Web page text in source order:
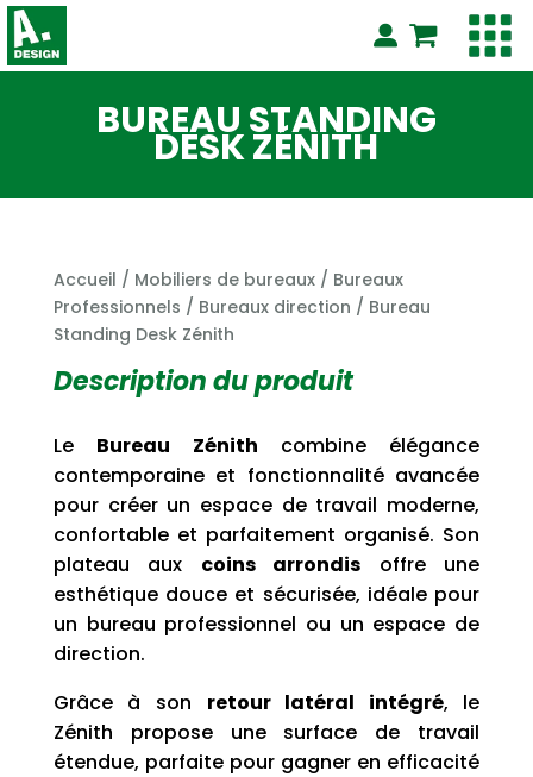
BUREAU STANDING
DESK ZÉNITH
Accueil / Mobiliers de bureaux/ Bureaux
Professionnels / Bureaux direction / Bureau
Standing Desk Zénith
Description du produit
Le Bureau Zénith combine élégance
contemporaine et fonctionnalité avancée
pour créer un espace de travail moderne,
confortable et parfaitement organisé. Son
plateau aux coins arrondis offre une
esthétique douce et sécurisée, idéale pour
un bureau professionnel ou un espace de
direction.
Grâce à son retour latéral intégré, le
Zénith propose une surface de travail
étendue, parfaite pour gagner en efficacité